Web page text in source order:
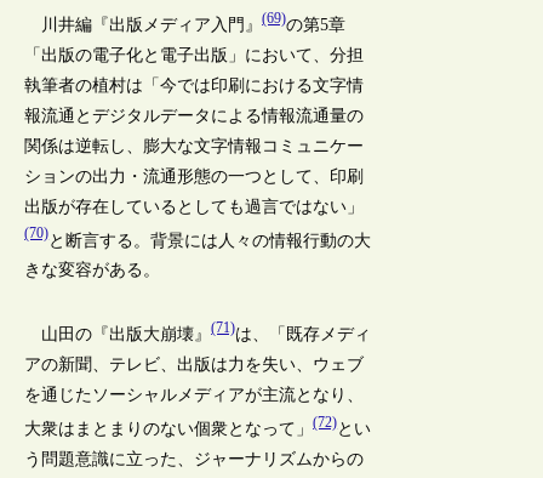
川井編『出版メディア入門』(69)の第5章
「出版の電子化と電子出版」において、分担
執筆者の植村は「今では印刷における文字情
報流通とデジタルデータによる情報流通量の
関係は逆転し、膨大な文字情報コミュニケー
ションの出力・流通形態の一つとして、印刷
出版が存在しているとしても過言ではない」
(70)と断言する。背景には人々の情報行動の大
きな変容がある。
山田の『出版大崩壊』(71)は、「既存メディ
アの新聞、テレビ、出版は力を失い、ウェブ
を通じたソーシャルメディアが主流となり、
大衆はまとまりのない個衆となって」(72)とい
う問題意識に立った、ジャーナリズムからの